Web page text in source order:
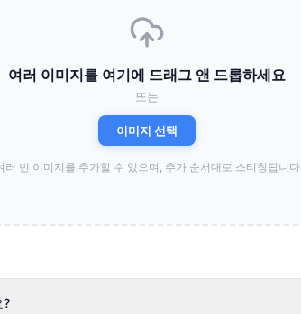
여러 이미지를 여기에 드래그 앤 드롭하세요
또는
이미지 선택
러 번 이미지를 추가할 수 있으며, 추가 순서대로 스티칭됩니다
?